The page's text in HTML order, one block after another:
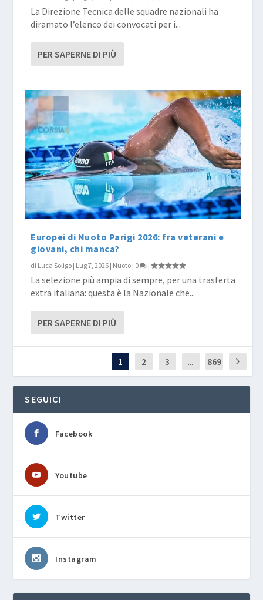
La Direzione Tecnica delle squadre nazionali ha
diramato l’elenco dei convocati per i...
PER SAPERNE DI PIÙ
Europei di Nuoto Parigi 2026: fra veterani e
giovani, chi manca?
di Luca Soligo | Lug 7, 2026 | Nuoto | 0 |
La selezione più ampia di sempre, per una trasferta
extra italiana: questa è la Nazionale che...
PER SAPERNE DI PIÙ
1 2 3 ... 869
SEGUICI
Facebook
Youtube
Twitter
Instagram